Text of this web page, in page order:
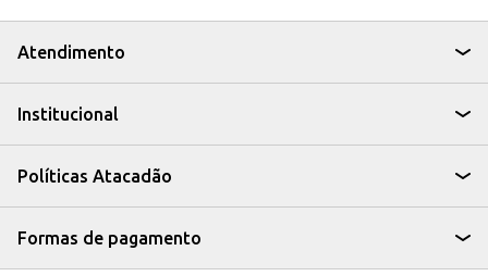
Atendimento
Institucional
Políticas Atacadão
Formas de pagamento